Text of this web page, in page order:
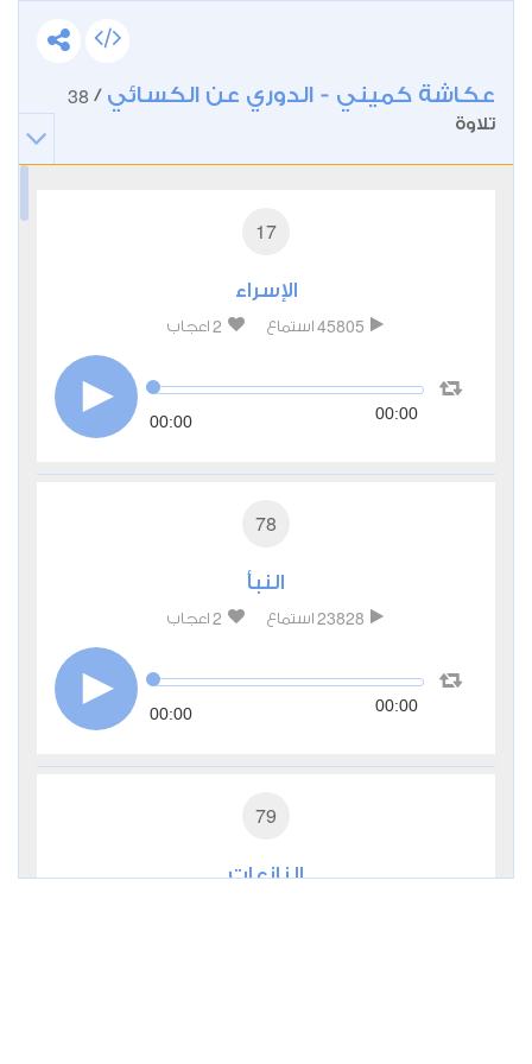
عكاشة كميني - الدوري عن الكسائي /
38
تلاوة
17
الإسراء
45805 استماع 2 اعجاب
00:00 00:00
78
النبأ
23828 استماع 2 اعجاب
00:00 00:00
79
النازعات